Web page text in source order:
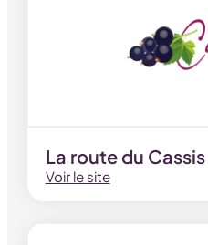
La route du
Voir le site